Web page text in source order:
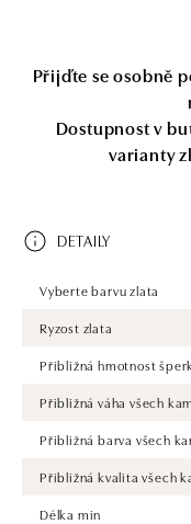
Přijďte se osobně
Dostupnost v
varianty
DETAILY
Vyberte barvu zlata
Ryzost zlata
Přibližná hmotnost
Přibližná váha všech
Přibližná barva všech
Přibližná kvalita všech
Délka min